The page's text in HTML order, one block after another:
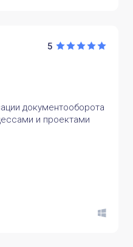
5
документооборота
и проектами